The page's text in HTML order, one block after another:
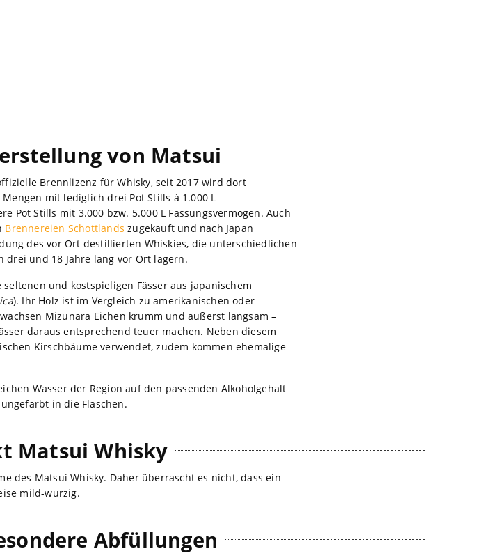
von Matsui
Brennlizenz für Whisky, seit 2017 wird dort
mit lediglich drei Pot Stills à 1.000 L
Pot Stills mit 3.000 bzw. 5.000 L Fassungsvermögen. Auch
Brennereien Schottlandszugekauft und nach Japan
des vor Ort destillierten Whiskies, die unterschiedlichen
und 18 Jahre lang vor Ort lagern.
und kostspieligen Fässer aus japanischem
). Ihr Holz ist im Vergleich zu amerikanischen oder
Mizunara Eichen krumm und äußerst langsam –
daraus entsprechend teuer machen. Neben diesem
Kirschbäume verwendet, zudem kommen ehemalige
Wasser der Region auf den passenden Alkoholgehalt
in die Flaschen.
Matsui Whisky
des Matsui Whisky. Daher überrascht es nicht, dass ein
mild-würzig.
Abfüllungen